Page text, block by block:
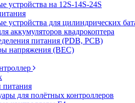
устройства на 12S-14S-24S
устройства для цилиндрических
аккумуляторов квадрокоптера
питания (PDB, PCB)
напряжения (BEC)
для полётных контроллеров